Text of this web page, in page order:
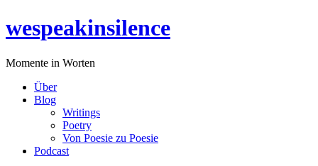
Inhalt
wespeakinsilence
Momente in Worten
Über
Blog
Writings
Poetry
Von Poesie zu Poesie
Podcast